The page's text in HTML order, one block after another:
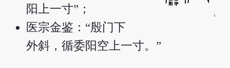
阳上一寸”；
医宗金鉴：“殷门下
外斜，循委阳空上一寸。”